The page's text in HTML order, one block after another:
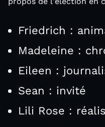
Friedrich :
Madeleine :
Eileen :
Sean : invité
Lili Rose :